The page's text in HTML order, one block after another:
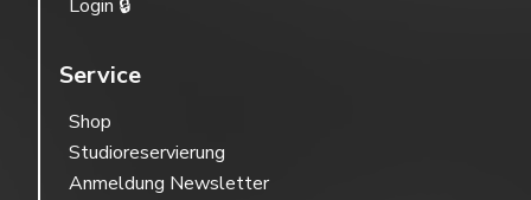
Login 🔒
Service
Shop
Studioreservierung
Anmeldung Newsletter